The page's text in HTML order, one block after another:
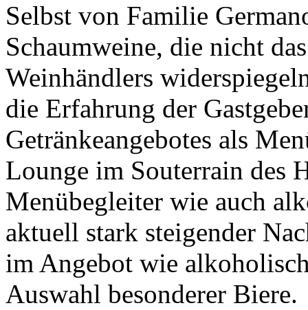
Selbst von Familie
Schaumweine, die nicht
Weinhändlers
die Erfahrung der
Getränkeangebotes als
Lounge im Souterrain des
Menübegleiter wie auch
aktuell stark steigender
im Angebot wie
Auswahl besonderer Biere.